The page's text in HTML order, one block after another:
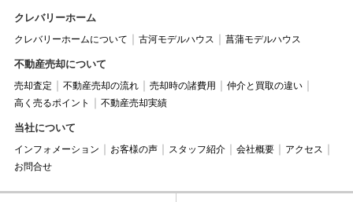
クレバリーホーム
クレバリーホームについて 古河モデルハウス 菖蒲モデルハウス
不動産売却について
売却査定 不動産売却の流れ 売却時の諸費用
仲介と買取の違い
高く売るポイント
不動産売却実績
当社について
インフォメーション お客様の声 スタッフ紹介 会社概要
アクセス
お問合せ